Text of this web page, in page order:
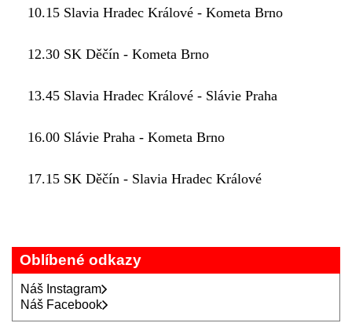
10.15 Slavia Hradec Králové - Kometa Brno
12.30 SK Děčín - Kometa Brno
13.45 Slavia Hradec Králové - Slávie Praha
16.00 Slávie Praha - Kometa Brno
17.15 SK Děčín - Slavia Hradec Králové
Oblíbené odkazy
Náš Instagram
Náš Facebook